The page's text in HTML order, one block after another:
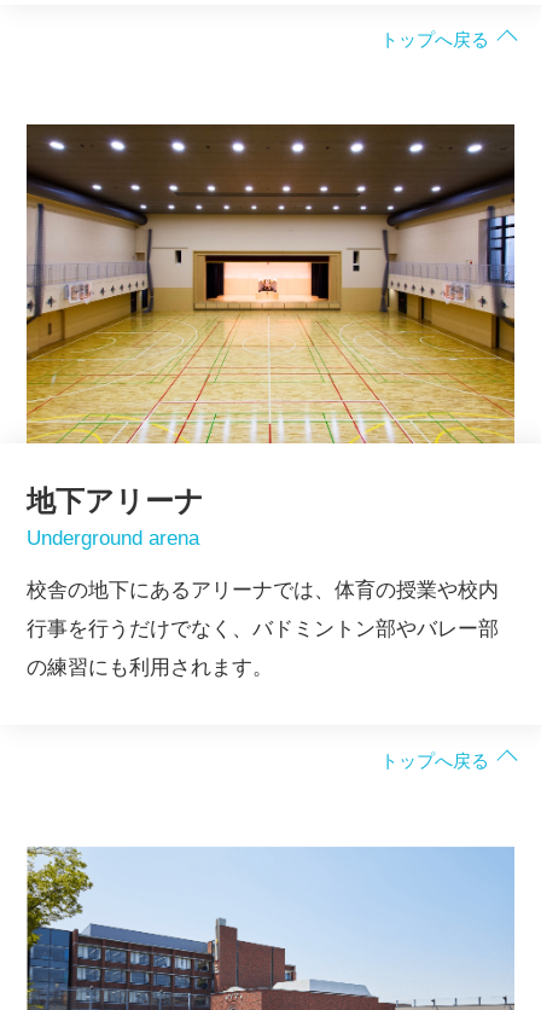
トップへ戻る
地下アリーナ
Underground arena
校舎の地下にあるアリーナでは、体育の授業や校内
行事を行うだけでなく、バドミントン部やバレー部
の練習にも利用されます。
トップへ戻る